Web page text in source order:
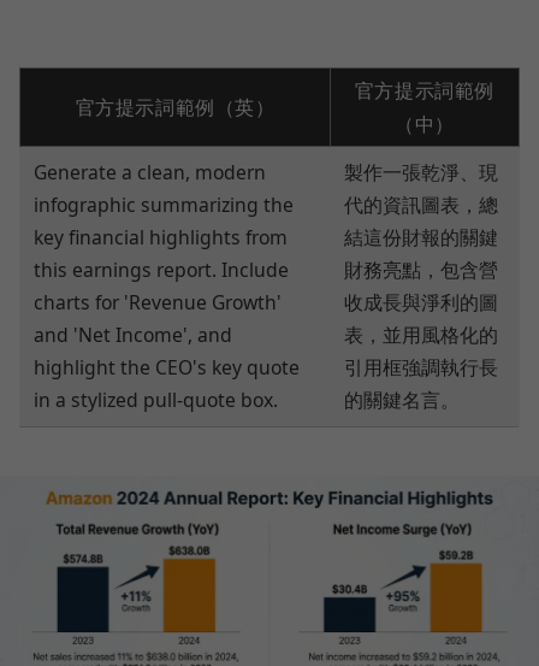
官方提示詞範例（英）
官方提示詞範例
（中）
Generate a clean, modern
infographic summarizing the
key financial highlights from
this earnings report. Include
charts for 'Revenue Growth'
and 'Net Income', and
highlight the CEO's key quote
in a stylized pull-quote box.
製作一張乾淨、現
代的資訊圖表，總
結這份財報的關鍵
財務亮點，包含營
收成長與淨利的圖
表，並用風格化的
引用框強調執行長
的關鍵名言。